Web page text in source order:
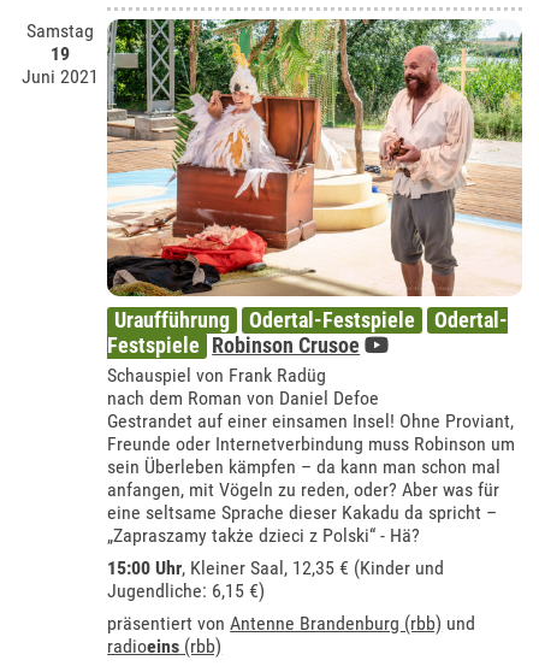
Samstag
19
Juni 2021
Uraufführung Odertal-Festspiele
Odertal-
Festspiele Robinson Crusoe
Schauspiel von Frank Radüg
nach dem Roman von Daniel Defoe
Gestrandet auf einer einsamen Insel! Ohne Proviant,
Freunde oder Internetverbindung muss Robinson um
sein Überleben kämpfen – da kann man schon mal
anfangen, mit Vögeln zu reden, oder? Aber was für
eine seltsame Sprache dieser Kakadu da spricht –
„Zapraszamy także dzieci z Polski“ - Hä?
15:00 Uhr, Kleiner Saal, 12,35 € (Kinder und
Jugendliche: 6,15 €)
präsentiert vonAntenne Brandenburg (rbb) und
radioeins (rbb)